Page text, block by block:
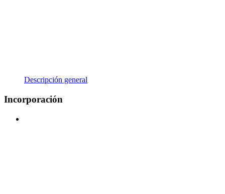
Descripción general
Incorporación